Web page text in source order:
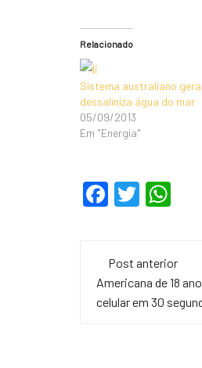
Relacionado
Sistema australiano
dessaliniza água do mar
05/09/2013
Em "Energia"
F
e
b
T
er s
A
de
Post anterior
Americana de 18
celular em 30